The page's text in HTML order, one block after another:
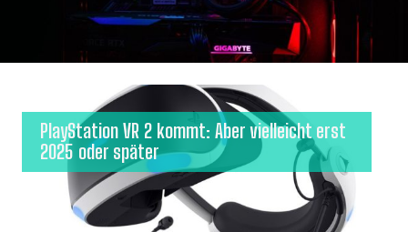
PlayStation VR 2 kommt: Aber vielleicht erst
2025 oder später